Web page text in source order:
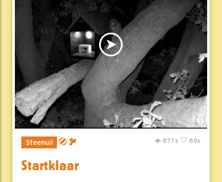
Steenuil 89x
877x
Startklaar